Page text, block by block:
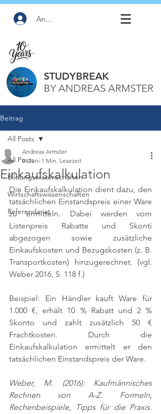
Anmelden
STUDYBREAK
BY ANDREAS ARMSTER
Beitrag
All Posts
Bildungswissenschaften
Wirtschaftswissenschaften
Referendariat
All Posts
Einkaufskalkulation
Andreas Armster
9. Juni 1 Min. Lesezeit
Die Einkaufskalkulation dient dazu, den
tatsächlichen Einstandspreis einer Ware
zu ermitteln. Dabei werden vom
Listenpreis Rabatte und Skonti
abgezogen sowie zusätzliche
Einkaufskosten und Bezugskosten (z. B.
Transportkosten) hinzugerechnet. (vgl.
Weber 2016, S. 118 f.)
Beispiel: Ein Händler kauft Ware für
1.000 €, erhält 10 % Rabatt und 2 %
Skonto und zahlt zusätzlich 50 €
Frachtkosten. Durch die
Einkaufskalkulation ermittelt er den
tatsächlichen Einstandspreis der Ware.
Weber, M. (2016): Kaufmännisches
Rechnen von A-Z. Formeln,
Rechenbeispiele, Tipps für die Praxis.